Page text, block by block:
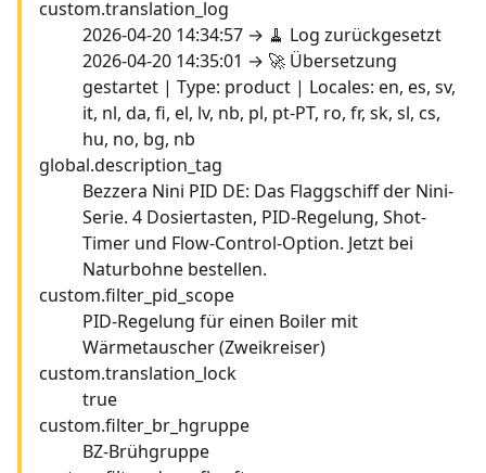
custom.translation_log
2026-04-20 14:34:57 → 🧹 Log zurückgesetzt
2026-04-20 14:35:01 → 🚀 Übersetzung
gestartet | Type: product | Locales: en, es, sv,
it, nl, da, fi, el, lv, nb, pl, pt-PT, ro, fr, sk, sl, cs,
hu, no, bg, nb
global.description_tag
Bezzera Nini PID DE: Das Flaggschiff der Nini-
Serie. 4 Dosiertasten, PID-Regelung, Shot-
Timer und Flow-Control-Option. Jetzt bei
Naturbohne bestellen.
custom.filter_pid_scope
PID-Regelung für einen Boiler mit
Wärmetauscher (Zweikreiser)
custom.translation_lock
true
custom.filter_br_hgruppe
BZ-Brühgruppe